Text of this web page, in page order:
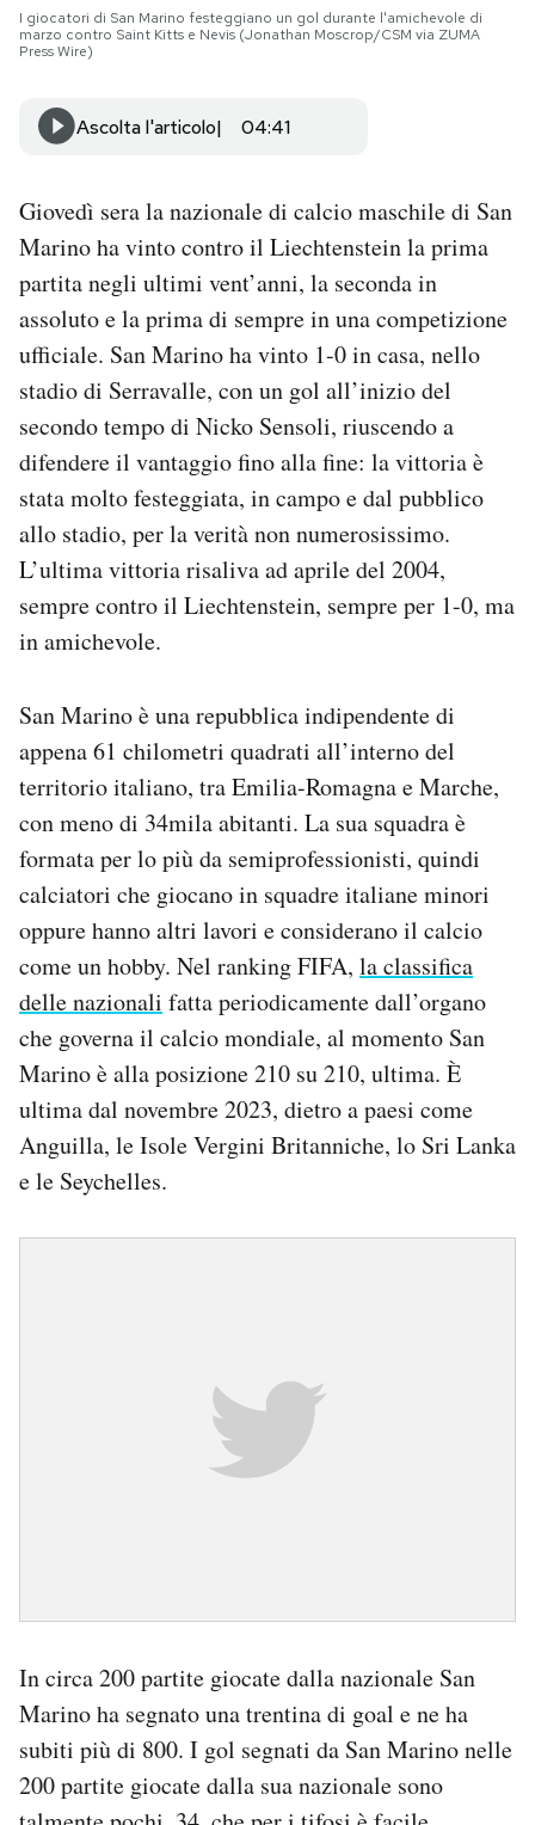
CALENDARIO
AREA PERSONALE
Newsletter
Notifiche mobile
Hai bisogno di aiuto?
Esci
I giocatori di San Marino festeggiano un gol durante l'amichevole di
marzo contro Saint Kitts e Nevis (Jonathan Moscrop/CSM via ZUMA
Press Wire)
Ascolta l'articolo 04:41
Giovedì sera la nazionale di calcio maschile di San
Marino ha vinto contro il Liechtenstein la prima
partita negli ultimi vent’anni, la seconda in
assoluto e la prima di sempre in una competizione
ufficiale. San Marino ha vinto 1-0 in casa, nello
stadio di Serravalle, con un gol all’inizio del
secondo tempo di Nicko Sensoli, riuscendo a
difendere il vantaggio fino alla fine: la vittoria è
stata molto festeggiata, in campo e dal pubblico
allo stadio, per la verità non numerosissimo.
L’ultima vittoria risaliva ad aprile del 2004,
sempre contro il Liechtenstein, sempre per 1-0, ma
in amichevole.
San Marino è una repubblica indipendente di
appena 61 chilometri quadrati all’interno del
territorio italiano, tra Emilia-Romagna e Marche,
con meno di 34mila abitanti. La sua squadra è
formata per lo più da semiprofessionisti, quindi
calciatori che giocano in squadre italiane minori
oppure hanno altri lavori e considerano il calcio
come un hobby. Nel ranking FIFA, la classifica
delle nazionali fatta periodicamente dall’organo
che governa il calcio mondiale, al momento San
Marino è alla posizione 210 su 210, ultima. È
ultima dal novembre 2023, dietro a paesi come
Anguilla, le Isole Vergini Britanniche, lo Sri Lanka
e le Seychelles.
In circa 200 partite giocate dalla nazionale San
Marino ha segnato una trentina di goal e ne ha
subiti più di 800. I gol segnati da San Marino nelle
200 partite giocate dalla sua nazionale sono